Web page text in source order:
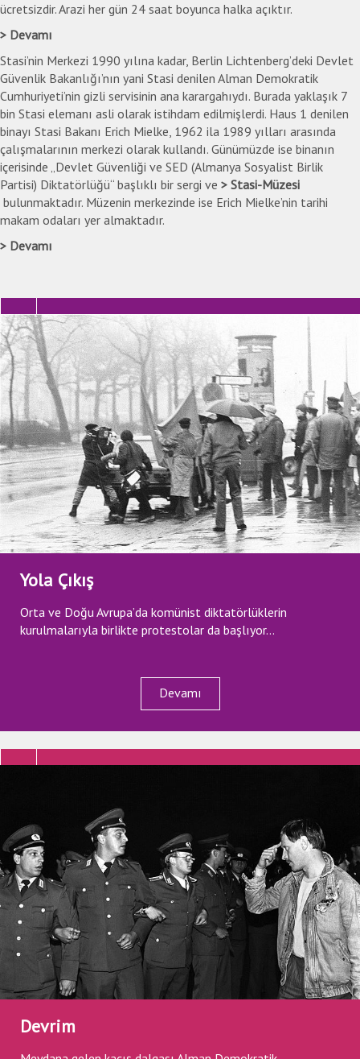
ücretsizdir. Arazi her gün 24 saat boyunca halka açıktır.
Devamı
Stasi’nin Merkezi 1990 yılına kadar, Berlin Lichtenberg’deki Devlet
Güvenlik Bakanlığı’nın yani Stasi denilen Alman Demokratik
Cumhuriyeti’nin gizli servisinin ana karargahıydı. Burada yaklaşık 7
bin Stasi elemanı asli olarak istihdam edilmişlerdi. Haus 1 denilen
binayı Stasi Bakanı Erich Mielke, 1962 ila 1989 yılları arasında
çalışmalarının merkezi olarak kullandı. Günümüzde ise binanın
içerisinde „Devlet Güvenliği ve SED (Almanya Sosyalist Birlik
Partisi) Diktatörlüğü“ başlıklı bir sergi ve
Stasi-Müzesi
bulunmaktadır. Müzenin merkezinde ise Erich Mielke’nin tarihi
makam odaları yer almaktadır.
Devamı
Yola Çıkış
Orta ve Doğu Avrupa’da komünist diktatörlüklerin
kurulmalarıyla birlikte protestolar da başlıyor...
Devamı
Devrim